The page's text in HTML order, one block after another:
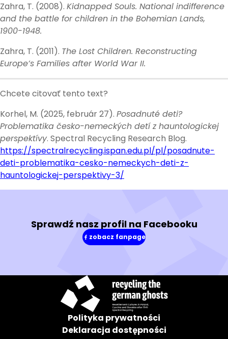
Zahra, T. (2008). Kidnapped Souls. National indifference
and the battle for children in the Bohemian Lands,
1900-1948.
Zahra, T. (2011). The Lost Children. Reconstructing
Europe’s Families after World War II.
Chcete citovať tento text?
Korhel, M. (2025, február 27). Posadnuté deti?
Problematika česko-nemeckých detí z hauntologickej
perspektívy. Spectral Recycling Research Blog.
https://spectralrecycling.ispan.edu.pl/pl/posadnute-
deti-problematika-cesko-nemeckych-deti-z-
hauntologickej-perspektivy-3/
Sprawdź nasz profil na Facebooku
zobacz fanpage
(w
Polityka prywatności
Deklaracja dostępności